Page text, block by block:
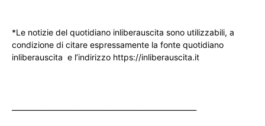
*Le notizie del quotidiano inliberauscita sono utilizzabili, a
condizione di citare espressamente la fonte quotidiano
inliberauscita e l’indirizzo https://inliberauscita.it